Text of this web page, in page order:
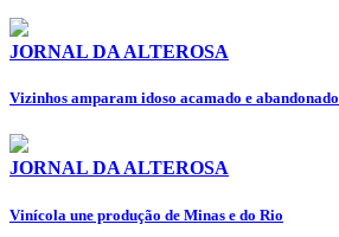
JORNAL DA ALTEROSA
Vizinhos amparam idoso acamado e abandonado
JORNAL DA ALTEROSA
Vinícola une produção de Minas e do Rio